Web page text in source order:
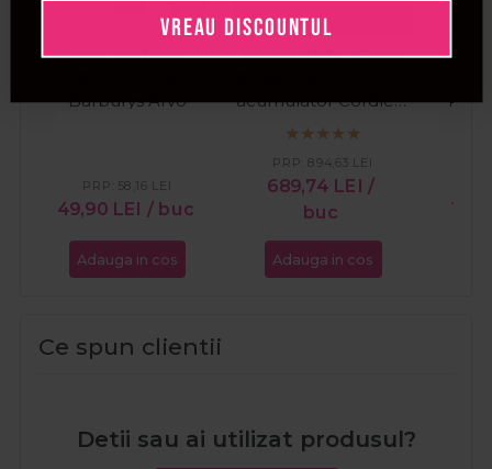
Sibel Pamatuf
Barburys Arvo
49,90 LEI / buc
PRP: 58,16 LEI
Adauga in cos
Babyliss Pro Aparat
acumulator Cordless
Shaver FXLFS2E
689,74 LEI /
buc
PRP:894,63 LEI
Adauga in cos
Rovra
Ce spun clientii
Detii sau ai utilizat produsul?
VREAU DISCOUNTUL